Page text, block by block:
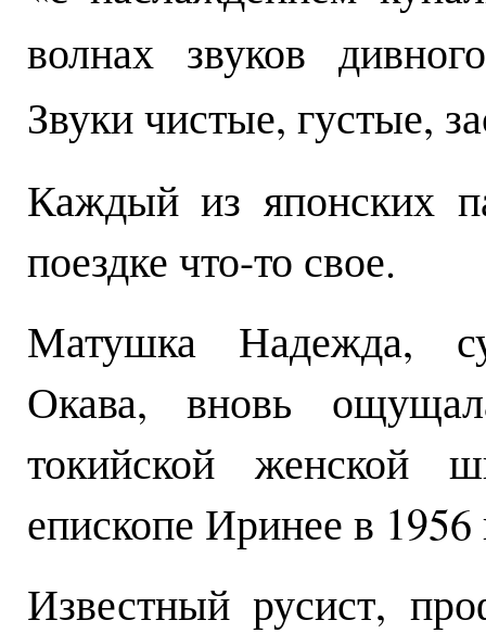
волнах звуков
Звуки чистые, густые,
Каждый из японских
поездке что-то свое.
Матушка Надежда,
Окава, вновь
токийской женской
епископе Иринее в 1956
Известный русист,